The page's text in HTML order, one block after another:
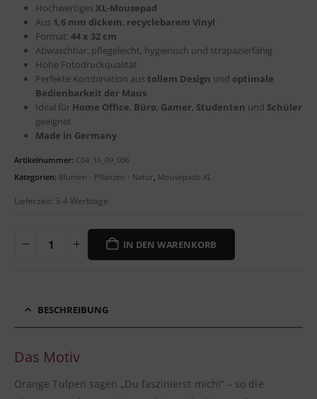
Hochwertiges XL-Mousepad
Aus 1,6 mm dickem, recyclebarem Vinyl
Format: 44 x 32 cm
Abwaschbar, pflegeleicht, hygienisch und strapazierfähig
Hohe Fotodruckqualität
Perfekte Kombination aus tollem Design und optimale
Bedienbarkeit der Maus
Ideal für Home Office, Büro, Gamer, Studenten und Schüler
geeignet
Made in Germany
Artikelnummer: C04_16_09_006
Kategorien: Blumen - Pflanzen - Natur Mousepads-XL
Lieferzeit: 3-4 Werktage
IN DEN WARENKORB
BESCHREIBUNG
Das Motiv
Orange Tulpen sagen „Du faszinierst mich!“ – so die